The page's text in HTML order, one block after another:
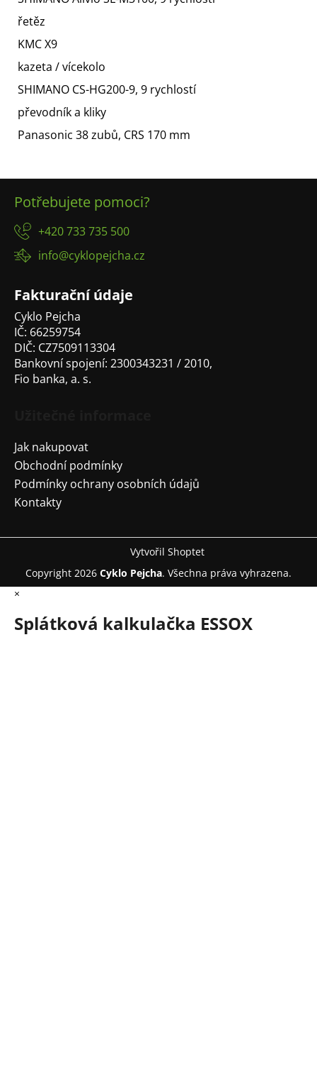
řetěz
KMC X9
kazeta / vícekolo
SHIMANO CS-HG200-9, 9 rychlostí
převodník a kliky
Panasonic 38 zubů, CRS 170 mm
Z
Potřebujete pomoci?
+420 733 735 500
info@cyklopejcha.cz
Fakturační údaje
Cyklo Pejcha
IČ: 66259754
DIČ: CZ7509113304
Bankovní spojení: 2300343231 / 2010,
Fio banka, a. s.
Jak nakupovat
Obchodní podmínky
Podmínky ochrany osobních údajů
Kontakty
Vytvořil Shoptet
Copyright 2026 Cyklo Pejcha. Všechna práva vyhrazena.
×
Splátková kalkulačka ESSOX